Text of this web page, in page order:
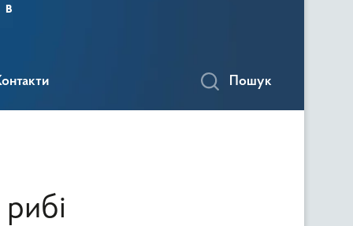
Пошук